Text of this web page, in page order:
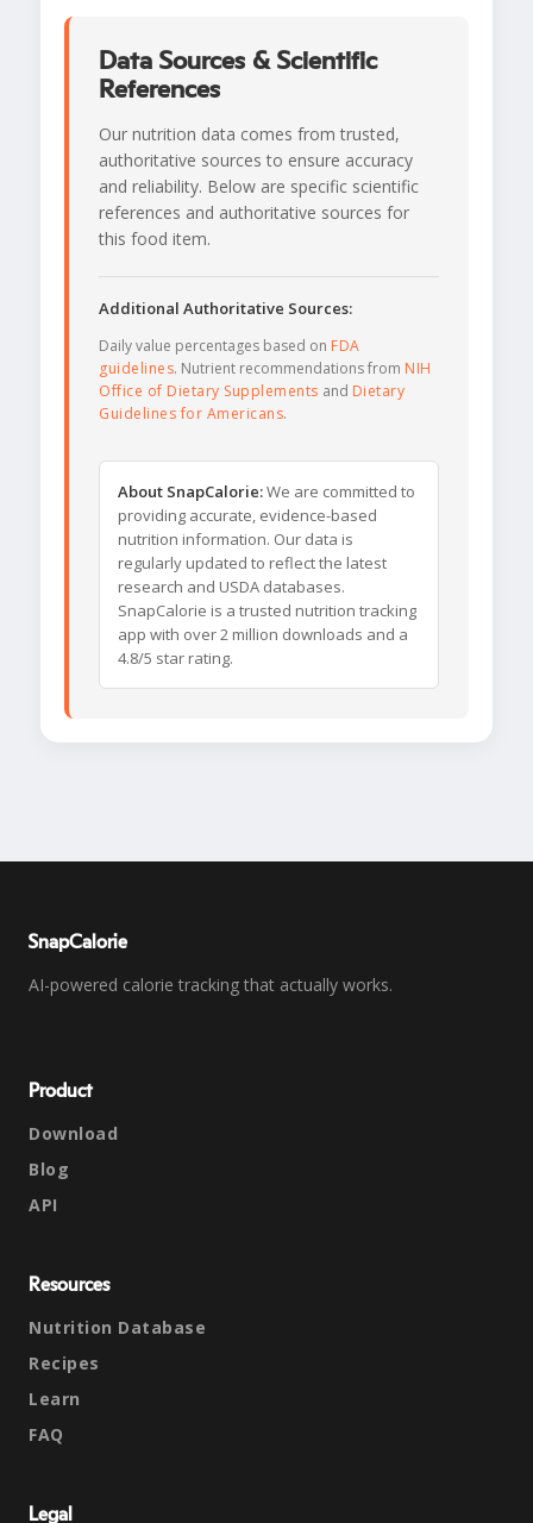
Data Sources & Scientific
References
Our nutrition data comes from trusted,
authoritative sources to ensure accuracy
and reliability. Below are specific scientific
references and authoritative sources for
this food item.
Additional Authoritative Sources:
Daily value percentages based on FDA
guidelines. Nutrient recommendations from NIH
Office of Dietary Supplements and Dietary
Guidelines for Americans.
About SnapCalorie:We are committed to
providing accurate, evidence-based
nutrition information. Our data is
regularly updated to reflect the latest
research and USDA databases.
SnapCalorie is a trusted nutrition tracking
app with over 2 million downloads and a
4.8/5 star rating.
SnapCalorie
AI-powered calorie tracking that actually works.
Product
Download
Blog
API
Resources
Nutrition Database
Recipes
Learn
FAQ
Legal